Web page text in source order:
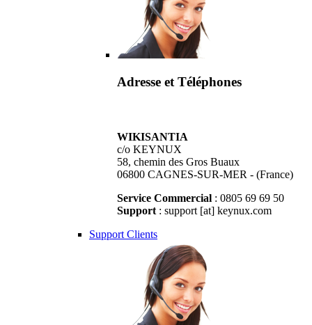
Adresse et Téléphones
WIKISANTIA
c/o KEYNUX
58, chemin des Gros Buaux
06800 CAGNES-SUR-MER - (France)
Service Commercial : 0805 69 69 50
Support : support [at] keynux.com
Support Clients